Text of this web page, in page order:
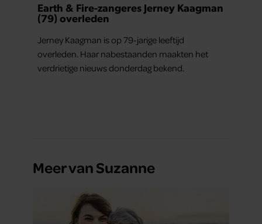
Earth & Fire-zangeres Jerney Kaagman
(79) overleden
Jerney Kaagman is op 79-jarige leeftijd
overleden. Haar nabestaanden maakten het
verdrietige nieuws donderdag bekend.
Meer van Suzanne